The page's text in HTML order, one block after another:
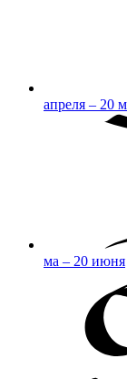
апреля – 20
ма – 20 июня